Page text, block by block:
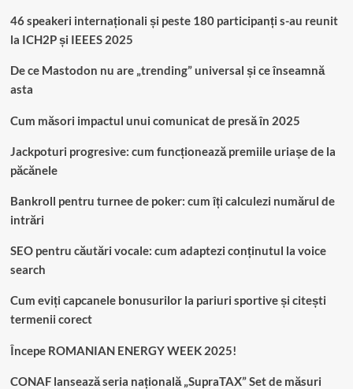
46 speakeri internaționali și peste 180 participanți s-au reunit
la ICH2P și IEEES 2025
De ce Mastodon nu are „trending” universal și ce înseamnă
asta
Cum măsori impactul unui comunicat de presă în 2025
Jackpoturi progresive: cum funcționează premiile uriașe de la
păcănele
Bankroll pentru turnee de poker: cum îți calculezi numărul de
intrări
SEO pentru căutări vocale: cum adaptezi conținutul la voice
search
Cum eviți capcanele bonusurilor la pariuri sportive și citești
termenii corect
Începe ROMANIAN ENERGY WEEK 2025!
CONAF lansează seria națională „SupraTAX” Set de măsuri